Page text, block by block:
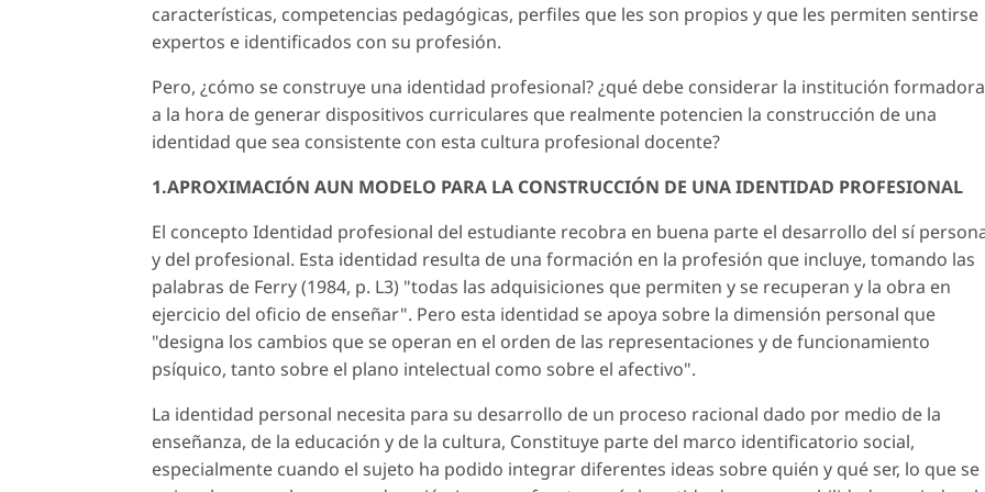
características, competencias pedagógicas, perfiles que les son propios y que les permiten sentirse
expertos e identificados con su profesión.
Pero, ¿cómo se construye una identidad profesional? ¿qué debe considerar la institución
a la hora de generar dispositivos curriculares que realmente potencien la construcción de una
identidad que sea consistente con esta cultura profesional docente?
1.APROXIMACIÓN AUN MODELO PARA LA CONSTRUCCIÓN DE UNA IDENTIDAD PROFESIONAL
El concepto Identidad profesional del estudiante recobra en buena parte el desarrollo del sí
y del profesional. Esta identidad resulta de una formación en la profesión que incluye, tomando las
palabras de Ferry (1984, p. L3) "todas las adquisiciones que permiten y se recuperan y la obra en
ejercicio del oficio de enseñar". Pero esta identidad se apoya sobre la dimensión personal que
"designa los cambios que se operan en el orden de las representaciones y de funcionamiento
psíquico, tanto sobre el plano intelectual como sobre el afectivo".
La identidad personal necesita para su desarrollo de un proceso racional dado por medio de la
enseñanza, de la educación y de la cultura, Constituye parte del marco identificatorio social,
especialmente cuando el sujeto ha podido integrar diferentes ideas sobre quién y qué ser, lo que se